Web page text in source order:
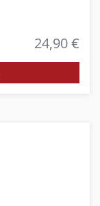
24,90 €